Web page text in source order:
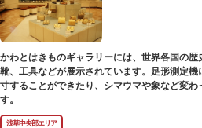
かわとはきものギャラリーには、世界各国の
靴、工具などが展示されています。足形測定
寸することができたり、シマウマや象など変わ
す。
浅草中央部エリア